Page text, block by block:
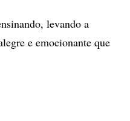
levando a
e emocionante que